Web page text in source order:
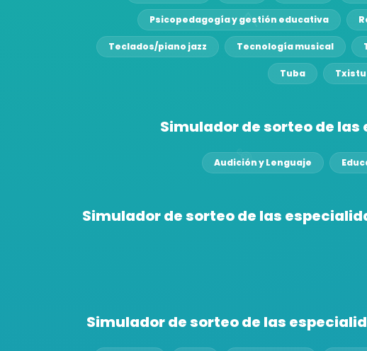
Psicopedagogía y gestión educativa
Teclados/piano jazz Tecnología musical
Tuba Txistu
Simulador de sorteo de
Audición y Lenguaje
Simulador de sorteo de las
Simulador de sorteo de las